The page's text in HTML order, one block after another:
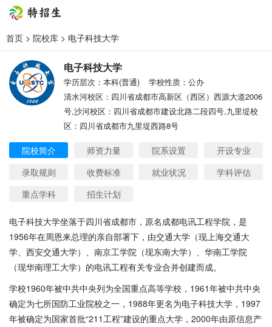
首页 > 院校库 > 电子科技大学
电子科技大学
学历层次：本科(普通)
学校性质：公办
清水河校区：四川省成都市高新区（西区）西源大道2006
号,沙河校区：四川省成都市建设北路二段四号,九里堤校
区：四川省成都市九里堤西路8号
院校简介 师资力量 院系设置
开设专业
录取规则
收费标准 就业状况
学科评估
重点学科
招生计划
电子科技大学坐落于四川省成都市，原名成都电讯工程学院，是
1956年在周恩来总理的亲自部署下，由交通大学（现上海交通大
学、西安交通大学）、南京工学院（现东南大学）、华南工学院
（现华南理工大学）的电讯工程有关专业合并创建而成。
学校1960年被中共中央列为全国重点高等学校，1961年被中共中央
确定为七所国防工业院校之一，1988年更名为电子科技大学，1997
年被确定为国家首批“211工程”建设的重点大学，2000年由原信息产